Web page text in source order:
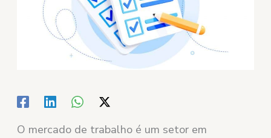
O mercado de trabalho é um setor em